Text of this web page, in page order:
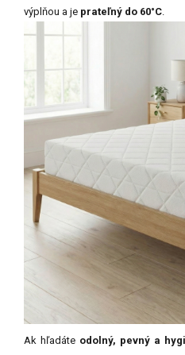
výplňou a je prateľný do 60°C.
Ak hľadáte odolný, pevný a